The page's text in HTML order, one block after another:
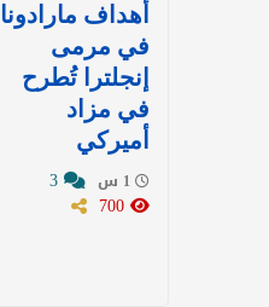
أهداف مارادونا
في مرمى
إنجلترا تُطرح
في مزاد
أميركي